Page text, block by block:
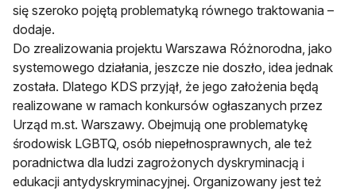
się szeroko pojętą problematyką równego traktowania –
dodaje.
Do zrealizowania projektu Warszawa Różnorodna, jako
systemowego działania, jeszcze nie doszło, idea jednak
została. Dlatego KDS przyjął, że jego założenia będą
realizowane w ramach konkursów ogłaszanych przez
Urząd m.st. Warszawy. Obejmują one problematykę
środowisk LGBTQ, osób niepełnosprawnych, ale też
poradnictwa dla ludzi zagrożonych dyskryminacją i
edukacji antydyskryminacyjnej. Organizowany jest też